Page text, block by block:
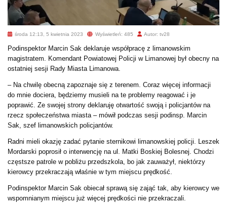
środa 12:13, 5 kwietnia 2023 Wyświetleń: 485 Autor: tv28
Podinspektor Marcin Sak deklaruje współpracę z limanowskim
magistratem. Komendant Powiatowej Policji w Limanowej był obecny na
ostatniej sesji Rady Miasta Limanowa.
– Na chwilę obecną zapoznaje się z terenem. Coraz więcej informacji
do mnie dociera, będziemy musieli na te problemy reagować i je
poprawić. Ze swojej strony deklaruję otwartość swoją i policjantów na
rzecz społeczeństwa miasta – mówił podczas sesji podinsp. Marcin
Sak, szef limanowskich policjantów.
Radni mieli okazję zadać pytanie sternikowi limanowskiej policji. Leszek
Mordarski poprosił o interwencję na ul. Matki Boskiej Bolesnej. Chodzi
częstsze patrole w pobliżu przedszkola, bo jak zauważył, niektórzy
kierowcy przekraczają właśnie w tym miejscu prędkość.
Podinspektor Marcin Sak obiecał sprawą się zająć tak, aby kierowcy we
wspomnianym miejscu już więcej prędkości nie przekraczali.